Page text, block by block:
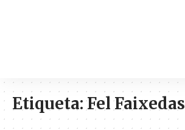
Etiqueta:Fel Faixedas